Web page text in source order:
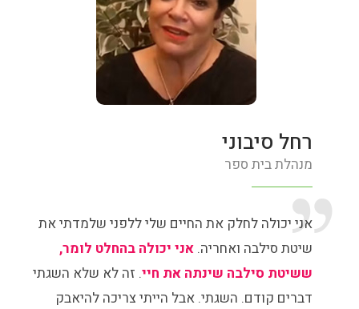
רחל סיבוני
מנהלת בית ספר
אני יכולה לחלק את החיים שלי ללפני שלמדתי את
שיטת סילבה ואחריה. אני יכולה בהחלט לומר,
ששיטת סילבה שינתה את חיי. זה לא שלא השגתי
דברים קודם. השגתי. אבל הייתי צריכה להיאבק